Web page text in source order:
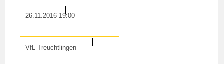
26.11.2016 19:00
VfL Treuchtlingen